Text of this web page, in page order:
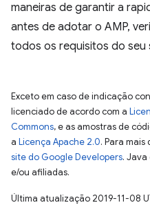
maneiras de garantir a
antes de adotar o AMP,
todos os requisitos do seu
Exceto em caso de indicação
licenciado de acordo com a
Commons, e as amostras de
a Licença Apache 2.0. Para
site do Google Developers.
e/ou afiliadas.
Última atualização 2019-11-08